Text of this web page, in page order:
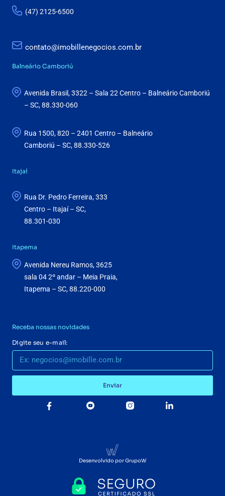
(47) 2125-6500
contato@imobillenegocios.com.br
Balneário Camboriú
Avenida Brasil, 3322 – Sala 22 Centro – Balneário Camboriú
– SC, 88.330-060
Rua 1500, 820 – 2401 Centro – Balneário
Camboriú – SC, 88.330-526
Itajaí
Rua Dr. Pedro Ferreira, 333
Centro – Itajaí – SC,
88.301-030
Itapema
Avenida Nereu Ramos, 3625
sala 04 2º andar – Meia Praia,
Itapema – SC, 88.220-000
Receba nossas novidades
Digite seu e-mail:
Enviar
Desenvolvido por GrupoW